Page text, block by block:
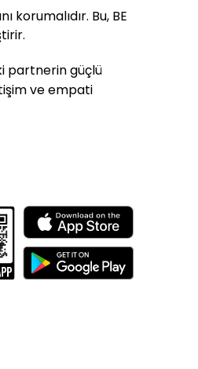
korumalıdır. Bu, BE
partnerin güçlü
ve empati